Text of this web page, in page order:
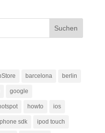
barcelona berlin
google
howto ios
sdk ipod touch